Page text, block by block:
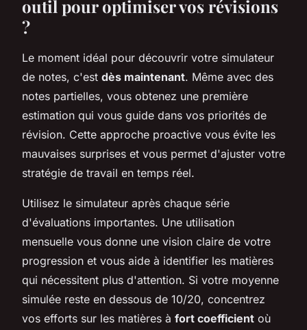
outil pour optimiser vos révisions
?
Le moment idéal pour découvrir votre simulateur
de notes, c'est dès maintenant. Même avec des
notes partielles, vous obtenez une première
estimation qui vous guide dans vos priorités de
révision. Cette approche proactive vous évite les
mauvaises surprises et vous permet d'ajuster votre
stratégie de travail en temps réel.
Utilisez le simulateur après chaque série
d'évaluations importantes. Une utilisation
mensuelle vous donne une vision claire de votre
progression et vous aide à identifier les matières
qui nécessitent plus d'attention. Si votre moyenne
simulée reste en dessous de 10/20, concentrez
vos efforts sur les matières à fort coefficient où